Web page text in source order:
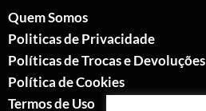
Quem Somos
Politicas de Privacidade
Políticas de Trocas e Devoluções
Política de Cookies
Termos de Uso